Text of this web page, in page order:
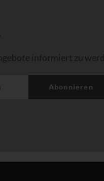
informiert zu
Abonnieren